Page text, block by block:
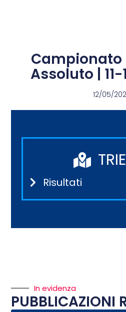
Campionato
Assoluto | 11-
12/05/
Risultati
In evidenza
PUBBLICAZIONI